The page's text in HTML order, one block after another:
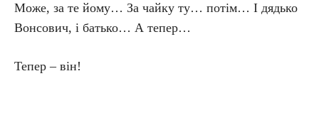
Може, за те йому… За чайку ту… потім… І дядько
Вонсович, і батько… А тепер…
Тепер – він!